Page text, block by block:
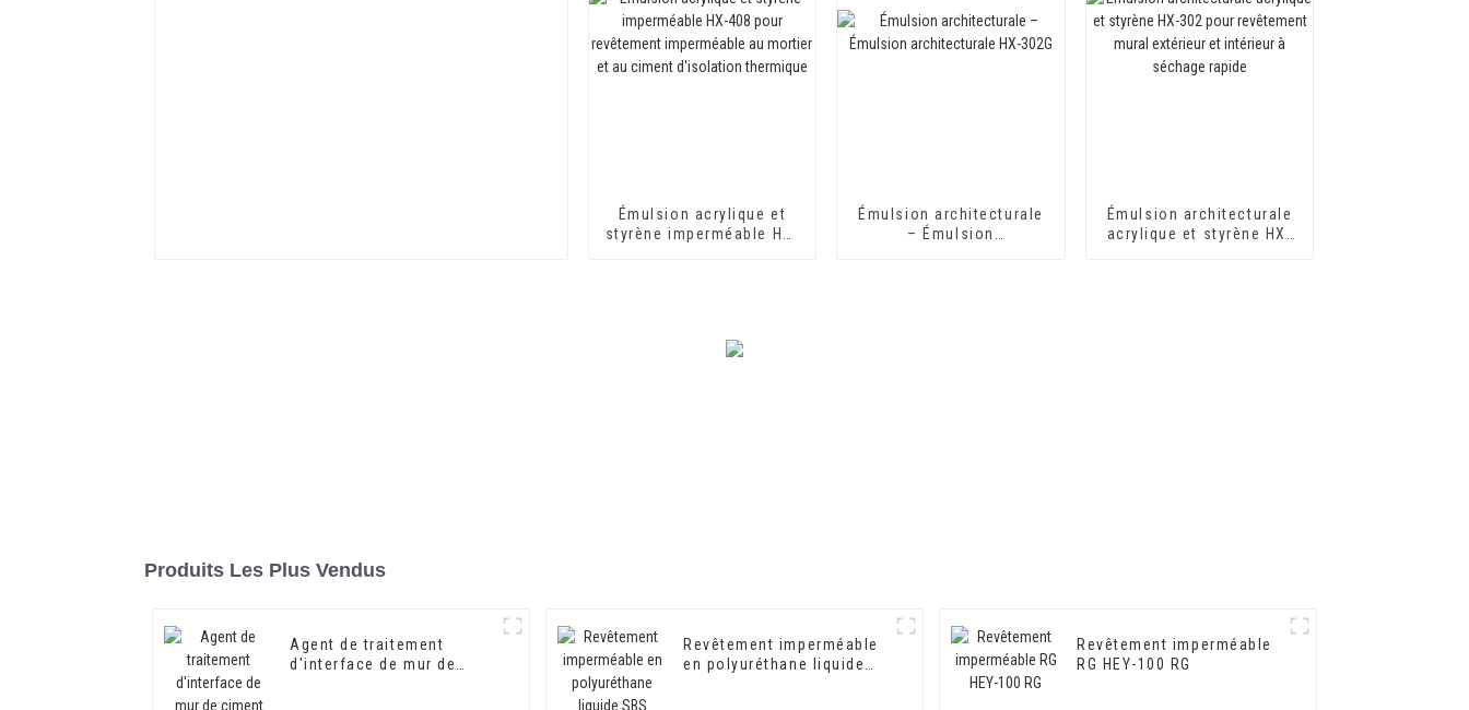
Émulsion acrylique et
styrène imperméable HX-
Émulsion architecturale
– Émulsion
Émulsion architecturale
acrylique et styrène HX-
Produits Les Plus Vendus
Agent de traitement
d'interface de mur de
Revêtement imperméable
en polyuréthane liquide
Revêtement imperméable
RG HEY-100 RG